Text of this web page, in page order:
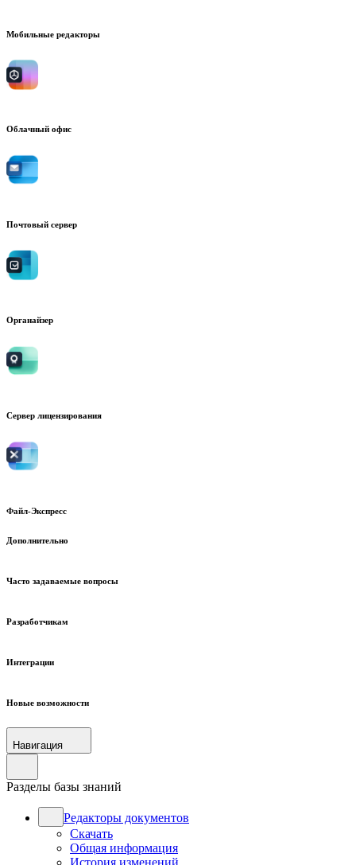
Мобильные редакторы
Облачный офис
Почтовый сервер
Органайзер
Сервер лицензирования
Файл-Экспресс
Дополнительно
Часто задаваемые вопросы
Разработчикам
Интеграции
Новые возможности
Навигация
Разделы базы знаний
Редакторы документов
Скачать
Общая информация
История изменений